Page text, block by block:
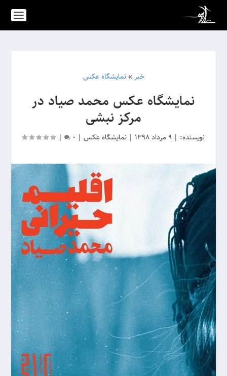
خبر »نمایشگاه عکس
نمایشگاه عکس‌ محمد صیاد در
مرکز نبشی
نویسنده: |9 مرداد 1398 |نمایشگاه عکس |
0
|